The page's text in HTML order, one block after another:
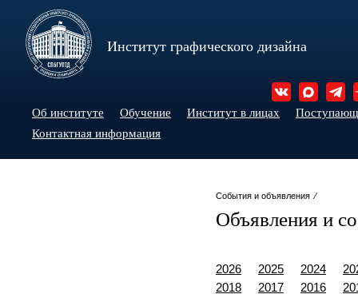
Институт графического дизайна
Об институте Обучение Институт в лицах
Контактная информация
События и объявления ⁄
Объявления и
2026 2025 2024
2018
2017 2016